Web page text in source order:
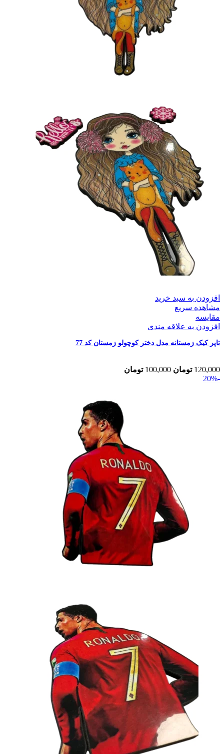
افزودن به سبد خرید
مشاهده سریع
مقایسه
افزودن به علاقه مندی
تاپر کیک زمستانه مدل دختر کوچولو زمستان کد 77
120,000 تومان 100,000 تومان
-20%